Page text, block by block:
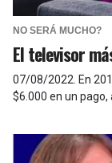
NO SERÁ MUCHO?
El televisor
07/08/2022 En
$6.000 en un pago,